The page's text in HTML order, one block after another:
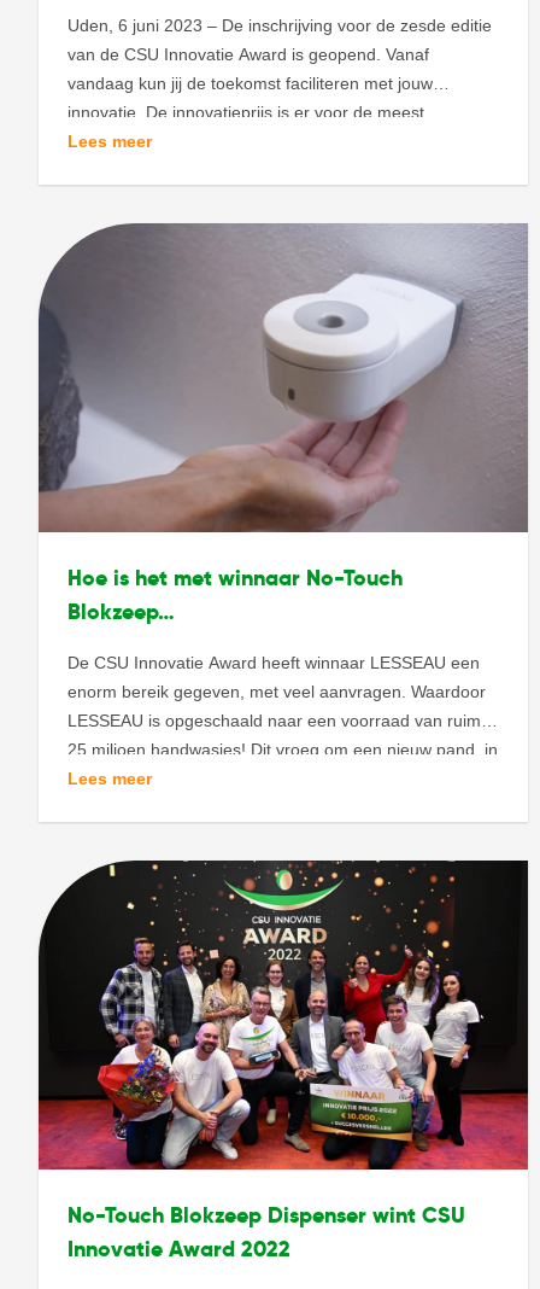
Uden, 6 juni 2023 – De inschrijving voor de zesde editie
van de CSU Innovatie Award is geopend. Vanaf
vandaag kun jij de toekomst faciliteren met jouw
innovatie. De innovatieprijs is er voor de meest
impactvolle innovatie voor de facilitaire branche, een
Lees meer
Hoe is het met winnaar No-Touch
Blokzeep…
De CSU Innovatie Award heeft winnaar LESSEAU een
enorm bereik gegeven, met veel aanvragen. Waardoor
LESSEAU is opgeschaald naar een voorraad van ruim
25 miljoen handwasjes! Dit vroeg om een nieuw pand, in
Arnhem. Waar ze zijn voorzien van alle faciliteiten. Ook
Lees meer
No-Touch Blokzeep Dispenser wint CSU
Innovatie Award 2022